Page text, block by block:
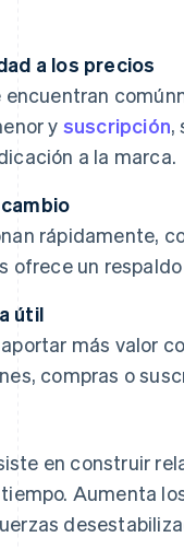
a los precios
encuentran
y suscripción,
a la marca.
rápidamente,
ofrece un
útil
más valor
compras o
en construir
Aumenta